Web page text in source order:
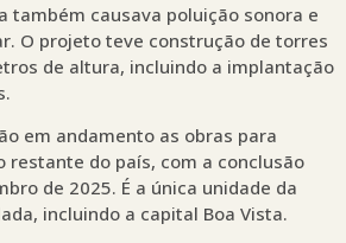
também causava poluição sonora e
O projeto teve construção de torres
de altura, incluindo a implantação
em andamento as obras para
restante do país, com a conclusão
de 2025. É a única unidade da
incluindo a capital Boa Vista.